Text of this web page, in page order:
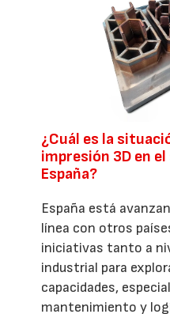
¿Cuál es la
impresión 3D en
España?
España está
línea con otros
iniciativas tanto a
industrial para
capacidades,
mantenimiento y